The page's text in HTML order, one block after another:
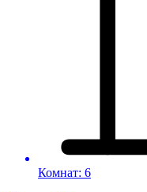
Комнат: 6